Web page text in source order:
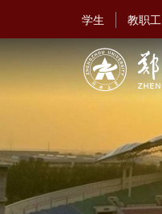
学生 教职工